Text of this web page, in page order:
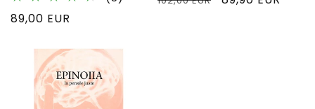
Prix
89,00 EUR
des